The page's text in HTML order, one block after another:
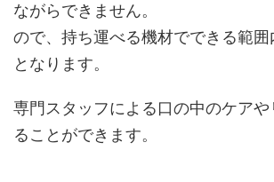
ながらできません。
ので、持ち運べる機材でできる範
となります。
専門スタッフによる口の中のケア
ることができます。